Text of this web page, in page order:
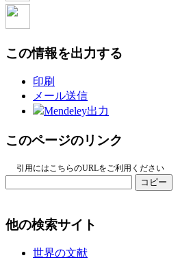
この情報を出力する
印刷
メール送信
Mendeley出力
このページのリンク
引用にはこちらのURLをご利用ください
コピー
他の検索サイト
世界の文献